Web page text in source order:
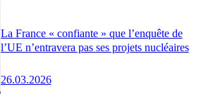
La France « confiante » que l’enquête de
l’UE n’entravera pas ses projets nucléaires
26.03.2026